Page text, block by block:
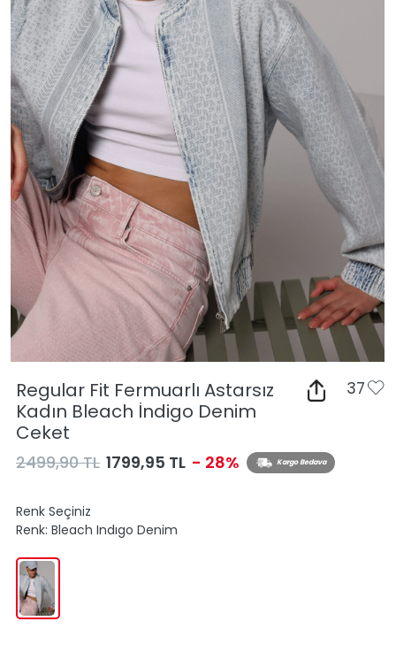
Regular Fit Fermuarlı Astarsız
Kadın Bleach İndigo Denim
Ceket
37
2499,90 TL 1799,95 TL - 28% Kargo Bedava
Renk Seçiniz
Renk: Bleach Indıgo Denim